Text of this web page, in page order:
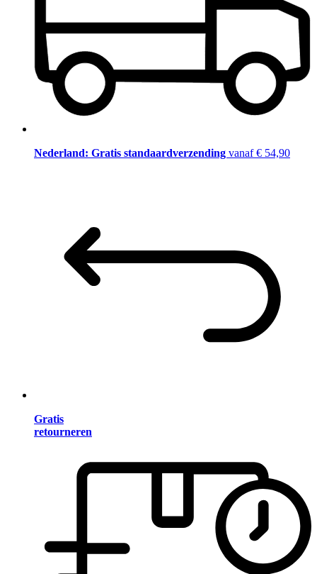
Nederland: Gratis standaardverzending vanaf € 54,90
Gratis
retourneren